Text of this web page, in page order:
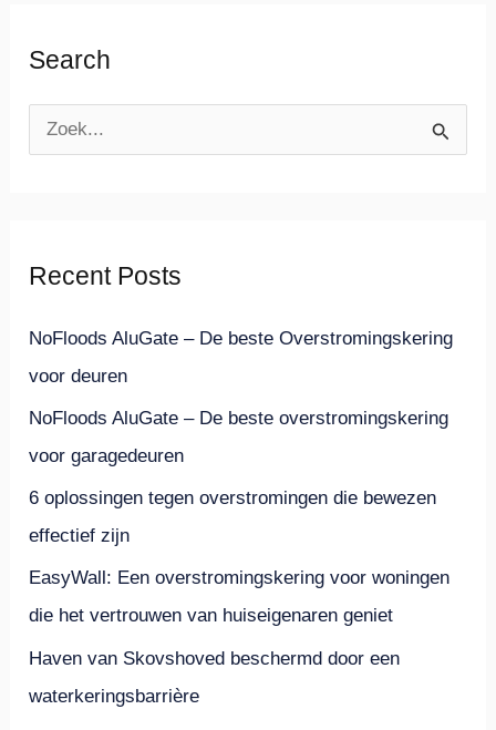
Search
nRecent Posts
NoFloods AluGate – De beste Overstromingskering
voor deuren
NoFloods AluGate – De beste overstromingskering
voor garagedeuren
6 oplossingen tegen overstromingen die bewezen
effectief zijn
EasyWall: Een overstromingskering voor woningen
die het vertrouwen van huiseigenaren geniet
Haven van Skovshoved beschermd door een
waterkeringsbarrière